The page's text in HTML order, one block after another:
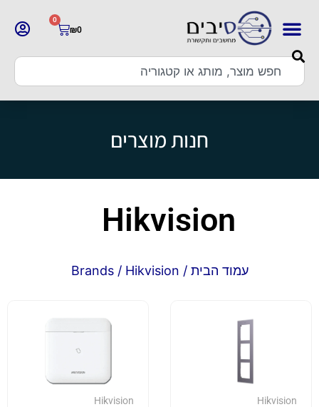
₪0
0
חנות מוצרים
Hikvision
עמוד הבית / Brands / Hikvision
Hikvision
Hikvision